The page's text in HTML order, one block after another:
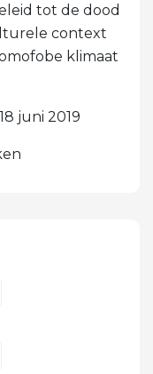
tot de dood
context
klimaat
juni 2019